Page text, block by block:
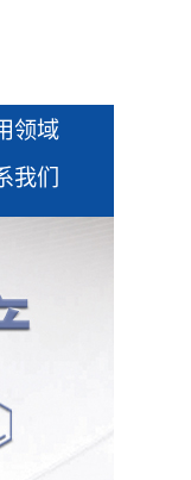
领域
我们